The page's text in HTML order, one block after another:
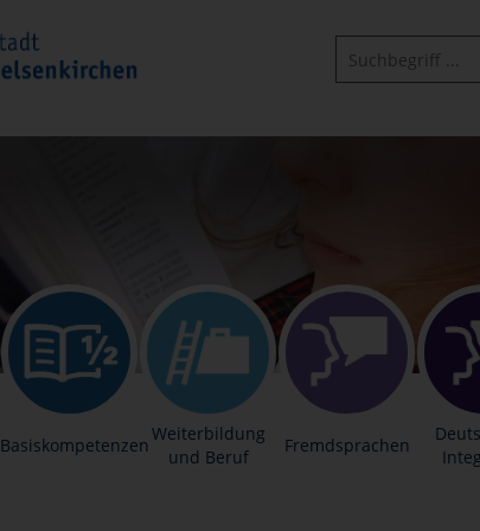
Basiskompetenzen
Weiterbildung
und Beruf
Fremdsprachen